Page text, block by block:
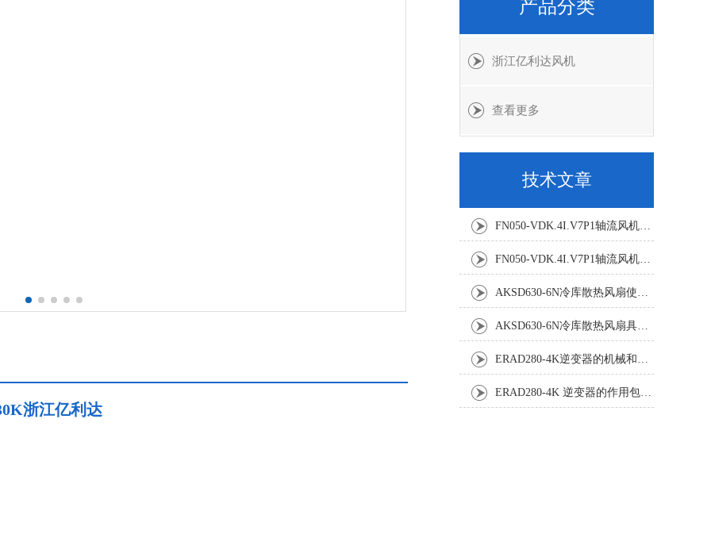
浙江亿利达
产品分类
浙江亿利达风机
查看更多
技术文章
FN050-VDK.4I.V7P1轴流风机：精密温控背后的空气动力学杰作
FN050-VDK.4I.V7P1轴流风机：工业散热系统的静音革新者
AKSD630-6N冷库散热风扇使用效果怎样?
AKSD630-6N冷库散热风扇具体应用原理和优势如下
ERAD280-4K逆变器的机械和电气安装规程
ERAD280-4K 逆变器的作用包括哪些？